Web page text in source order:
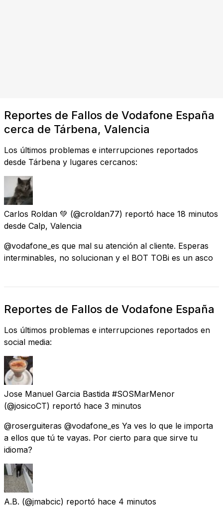
Reportes de Fallos de Vodafone España
cerca de Tárbena, Valencia
Los últimos problemas e interrupciones reportados
desde Tárbena y lugares cercanos:
Carlos Roldan 💚 (@croldan77) reportó hace 18 minutos
desde Calp, Valencia
@vodafone_es que mal su atención al cliente. Esperas
interminables, no solucionan y el BOT TOBi es un asco
Reportes de Fallos de Vodafone España
Los últimos problemas e interrupciones reportados en
social media:
Jose Manuel Garcia Bastida #SOSMarMenor
(@josicoCT) reportó hace 3 minutos
@roserguiteras @vodafone_es Ya ves lo que le importa
a ellos que tú te vayas. Por cierto para que sirve tu
idioma?
A.B. (@jmabcic) reportó hace 4 minutos